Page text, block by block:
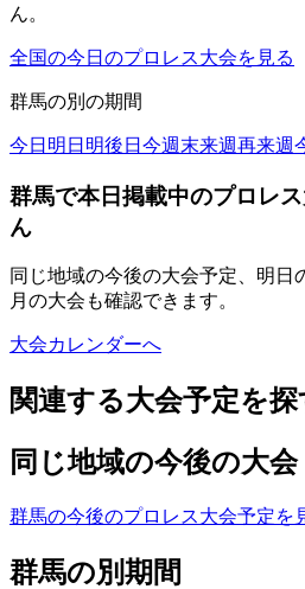
ん。
全国の今日のプロレス大会を見る
群馬の別の期間
今日 明日 明後日 今週末来週再来週
群馬で本日掲載中のプロレ
ん
同じ地域の今後の大会予定、明日
月の大会も確認できます。
大会カレンダーへ
関連する大会予定を探
同じ地域の今後の大会
群馬の今後のプロレス大会予定を
群馬の別期間